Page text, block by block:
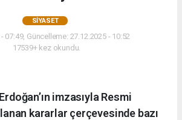
SIYASET
07:49, Güncelleme: 27.12.2025 - 10:52
17539+ kez okundu.
imzasıyla Resmi
kararlar çerçevesinde bazı